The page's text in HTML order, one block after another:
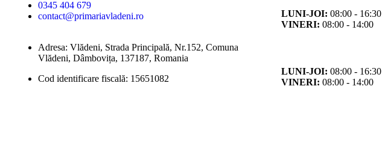
0345 404 679
contact@primariavladeni.ro
Adresa: Vlădeni, Strada Principală, Nr.152, Comuna
Vlădeni, Dâmbovița, 137187, Romania
Cod identificare fiscală: 15651082
LUNI-JOI: 08:00 - 16:30
VINERI: 08:00 - 14:00
LUNI-JOI: 08:00 - 16:30
VINERI: 08:00 - 14:00